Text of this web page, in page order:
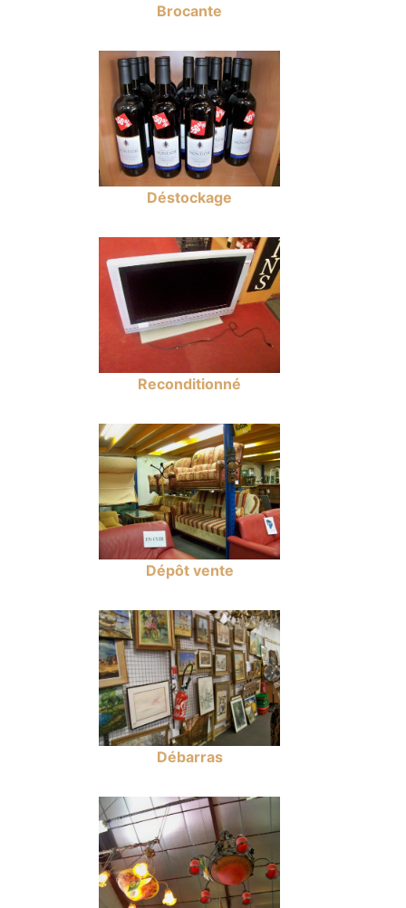
Brocante
Déstockage
Reconditionné
Dépôt vente
Débarras